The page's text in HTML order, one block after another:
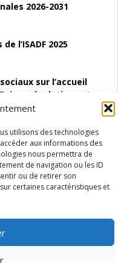
utilisons des technologies
aux informations des
nous permettra de
de navigation ou les ID
ou de retirer son
certaines caractéristiques et
2026-2031
l’ISADF 2025
sur l’accueil
évolutions et
d’emploi (SAACE)
indicateurs